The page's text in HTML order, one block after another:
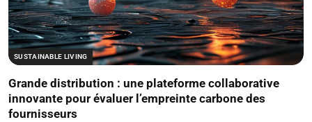
SUSTAINABLE LIVING
Grande distribution : une plateforme collaborative
innovante pour évaluer l’empreinte carbone des
fournisseurs